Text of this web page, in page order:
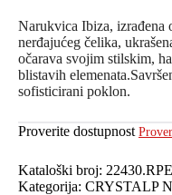
Narukvica Ibiza, izrađena
nerđajućeg čelika,
očarava svojim stilskim,
blistavih
sofisticirani poklon.
Proverite dostupnost
Kataloški broj:
Kategorija: CRYSTALP